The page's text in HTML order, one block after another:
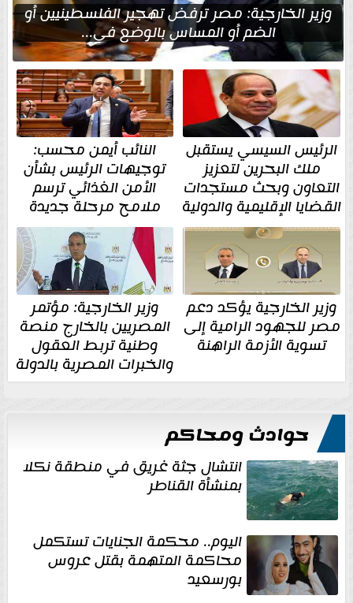
وزير الخارجية: مصر ترفض تهجير الفلسطينيين أو
الضم أو المساس بالوضع في...
الرئيس السيسي يستقبل
ملك البحرين لتعزيز
التعاون وبحث مستجدات
القضايا الإقليمية والدولية
النائب أيمن محسب:
توجيهات الرئيس بشأن
الأمن الغذائي ترسم
ملامح مرحلة جديدة
وزير الخارجية يؤكد دعم
مصر للجهود الرامية إلى
تسوية الأزمة الراهنة
وزير الخارجية: مؤتمر
المصريين بالخارج منصة
وطنية تربط العقول
والخبرات المصرية بالدولة
حوادث ومحاكم
انتشال جثة غريق في منطقة نكلا
بمنشأة القناطر
اليوم.. محكمة الجنايات تستكمل
محاكمة المتهمة بقتل عروس
بورسعيد